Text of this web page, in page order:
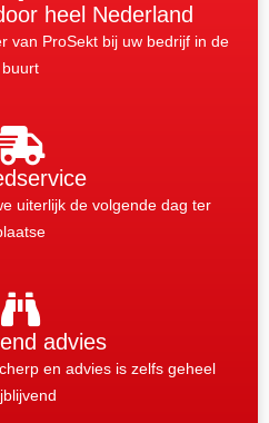
heel Nederland
van ProSekt bij uw bedrijf in de
buurt
uiterlijk de volgende dag ter
advies
en advies is zelfs geheel